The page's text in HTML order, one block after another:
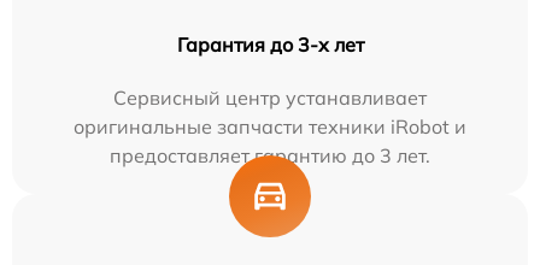
Гарантия до 3-х лет
Сервисный центр устанавливает
оригинальные запчасти техники iRobot и
предоставляет гарантию до 3 лет.